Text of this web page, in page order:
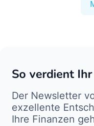
So verdient
Der Newsletter
exzellente
Ihre Finanzen